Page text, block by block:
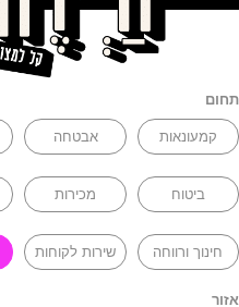
תחום
קמעונאות אבטחה
ביטוח מכירות
חינוך ורווחה שירות לקוחות
אזור